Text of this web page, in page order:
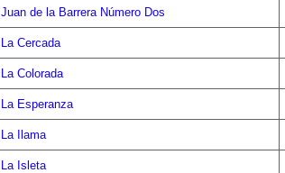
Juan de la Barrera Número Dos
La Cercada
La Colorada
La Esperanza
La Ilama
La Isleta